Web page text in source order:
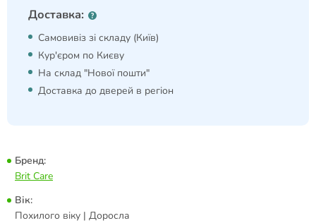
Доставка:
Самовивіз зі складу (Київ)
Кур'єром по Києву
На склад "Нової пошти"
Доставка до дверей в регіон
Бренд:
Brit Care
Вік:
Похилого віку | Доросла